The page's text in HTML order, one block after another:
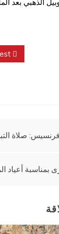
فرنسيس: صلاة
أعياد